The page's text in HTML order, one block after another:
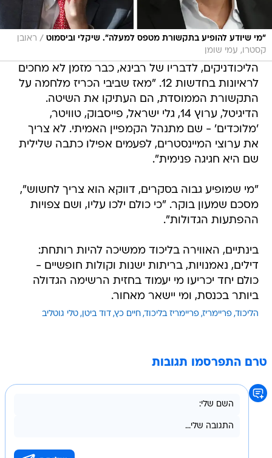
"מי שיודע להופיע בתקשורת מטפס למעלה". שיקלי וביסמוט / ראובן
קסטרו, עמי שומן
הליכודניקים, לדבריו של רבינא, כבר מזמן לא מחכים
לראיונות בחדשות 12. "מאז שביבי הכריז מלחמה על
התקשורת הממוסדת, הם העתיקו את השיטה.
הדיגיטל, ערוץ 14, גלי ישראל, פייסבוק, טוויטר,
'מלוכדים' - שם מתנהל הקמפיין האמיתי. לא צריך
את ערוצי המיינסטרים, לפעמים אפילו כתבה שלילית
שם היא חגיגה פנימית".
"מי שמופיע גבוה בסקרים, דווקא הוא צריך לחשוש",
מסכם שמעון בוקר. "כי כולם ילכו עליו, ושם צפויות
ההפתעות הגדולות".
בינתיים, האווירה בליכוד ממשיכה להיות רותחת:
דילים, נאמנויות, בריתות ישנות וקולות חופשיים -
כולם יחד יכריעו מי יעמוד בחזית הרשימה הגדולה
ביותר בכנסת, ומי יישאר מאחור.
הליכוד פריימריז פריימריז בליכוד חיים כץ דוד ביטן טלי גוטליב
טרם התפרסמו תגובות